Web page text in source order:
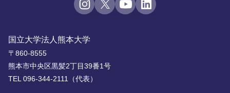
国立大学法人熊本大学
〒860-8555
熊本市中央区黒髪2丁目39番1号
TEL 096-344-2111（代表）